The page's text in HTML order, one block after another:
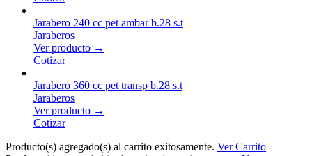
Jarabero 240 cc pet ambar b.28 s.t
Jaraberos
Ver producto →
Cotizar
Jarabero 360 cc pet transp b.28 s.t
Jaraberos
Ver producto →
Cotizar
Producto(s) agregado(s) al carrito exitosamente. Ver Carrito